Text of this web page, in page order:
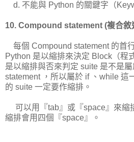
d. 不能與 Python 的關鍵字（
10. Compound statement (複合敘
每個 Compound statement 的首
Python 是以縮排來決定 Block（程
是以縮排與否來判定 suite 是不是
statement ，所以屬於 if 、while 這
的 suite 一定要作縮排。
可以用『tab』或『space』來縮
縮排會用四個『space』。